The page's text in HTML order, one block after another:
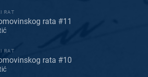
RAT
rata #11
RAT
rata #10